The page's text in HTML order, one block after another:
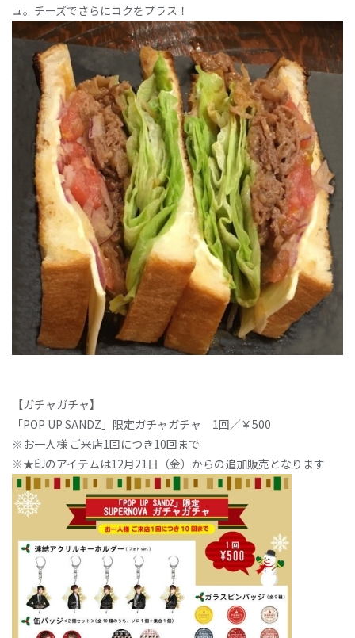
ュ。チーズでさらにコクをプラス！
【ガチャガチャ】
「POP UP SANDZ」限定ガチャガチャ 1回／￥500
※お一人様 ご来店1回につき10回まで
※★印のアイテムは12月21日（金）からの追加販売となります